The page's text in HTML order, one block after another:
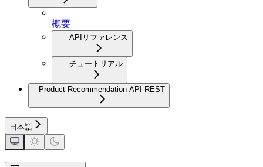
概要
APIリファレンス
チュートリアル
Product Recommendation API REST
日本語